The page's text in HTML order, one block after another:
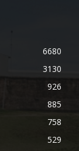
6680
3130
926
885
758
529